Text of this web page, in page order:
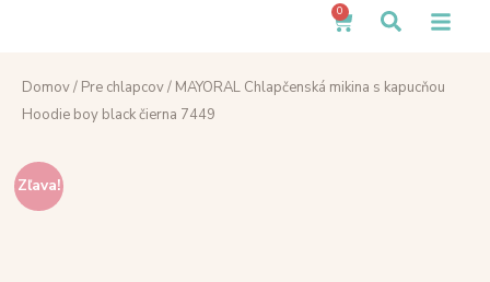
0
Domov/ Pre chlapcov/ MAYORAL Chlapčenská mikina s kapucňou
Hoodie boy black čierna 7449
Zľava!